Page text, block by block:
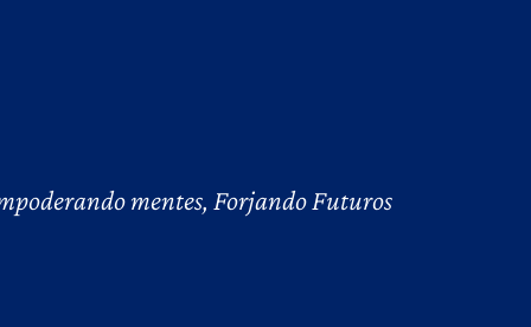
mentes, Forjando Futuros